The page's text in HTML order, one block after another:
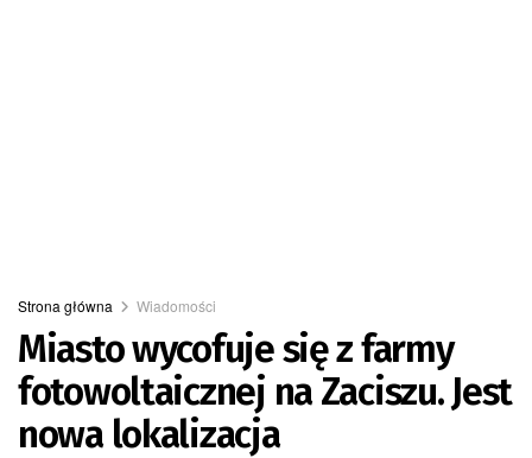
Strona główna Wiadomości
Miasto wycofuje się z farmy
fotowoltaicznej na Zaciszu. Jest
nowa lokalizacja